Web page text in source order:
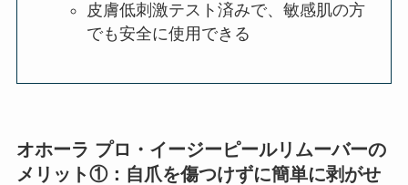
皮膚低刺激テスト済みで、敏感肌の方
でも安全に使用できる
オホーラ プロ・イージーピールリムーバーの
メリット①：自爪を傷つけずに簡単に剥がせ